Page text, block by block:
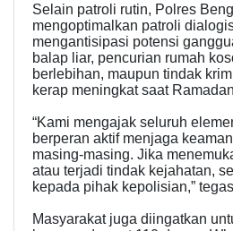
Selain patroli rutin, Polres
mengoptimalkan patroli
mengantisipasi potensi
balap liar, pencurian rumah
berlebihan, maupun tindak
kerap meningkat saat
“Kami mengajak seluruh
berperan aktif menjaga
masing-masing. Jika
atau terjadi tindak kejahatan,
kepada pihak kepolisian,”
Masyarakat juga diingatkan